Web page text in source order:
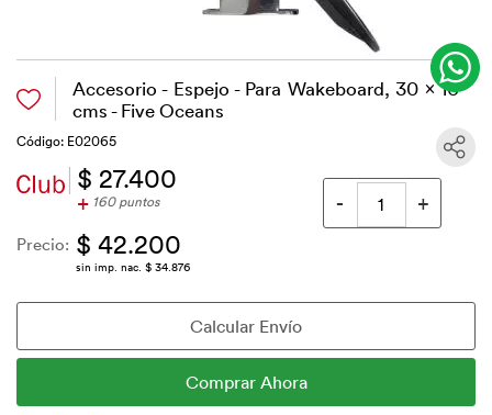
Accesorio - Espejo - Para Wakeboard, 30 x 10
cms - Five Oceans
Código: E02065
$ 27.400
+ 160 puntos
Precio: $ 42.200
sin imp. nac. $ 34.876